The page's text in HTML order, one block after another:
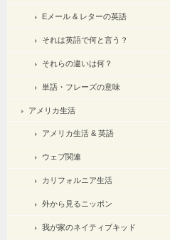
Eメール & レターの英語
それは英語で何と言う？
それらの違いは何？
単語・フレーズの意味
アメリカ生活
アメリカ生活 & 英語
ウェブ関連
カリフォルニア生活
外から見るニッポン
我が家のネイティブキッド